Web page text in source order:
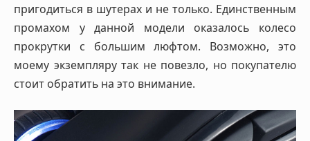
пригодиться в шутерах и не только. Единственным
промахом у данной модели оказалось колесо
прокрутки с большим люфтом. Возможно, это
моему экземпляру так не повезло, но покупателю
стоит обратить на это внимание.